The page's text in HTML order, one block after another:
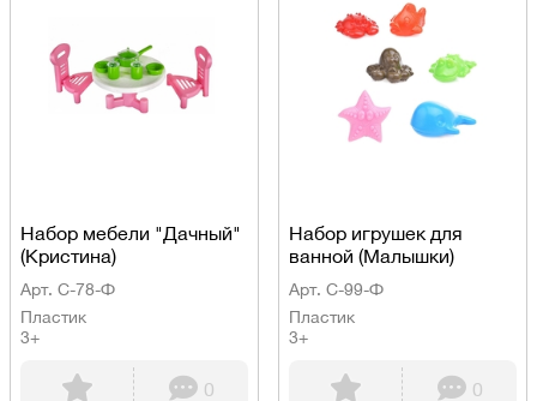
Набор мебели "Дачный"
(Кристина)
Арт. С-78-Ф
Пластик
3+
0
Набор игрушек для
ванной (Малышки)
Арт. С-99-Ф
Пластик
3+
0